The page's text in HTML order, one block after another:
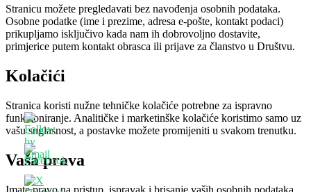
Stranicu možete pregledavati bez navođenja osobnih podataka.
Osobne podatke (ime i prezime, adresa e-pošte, kontakt podaci)
prikupljamo isključivo kada nam ih dobrovoljno dostavite,
primjerice putem kontakt obrasca ili prijave za članstvo u Društvu.
Kolačići
Stranica koristi nužne tehničke kolačiće potrebne za ispravno
funkcioniranje. Analitičke i marketinške kolačiće koristimo samo uz
vašu suglasnost, a postavke možete promijeniti u svakom trenutku.
Vaša prava
Imate pravo na pristup, ispravak i brisanje vaših osobnih podataka,